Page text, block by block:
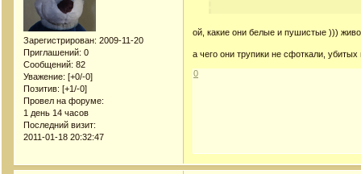
Зарегистрирован: 2009-11-20
Приглашений: 0
Сообщений: 82
Уважение: [+0/-0]
Позитив: [+1/-0]
Провел на форуме:
1 день 14 часов
Последний визит:
2011-01-18 20:32:47
ой, какие они белые и пушистые )))
а чего они трупики не сфоткали,
0